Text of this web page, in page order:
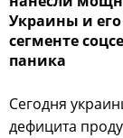
Украины и
сегменте
паника
Сегодня
дефицита